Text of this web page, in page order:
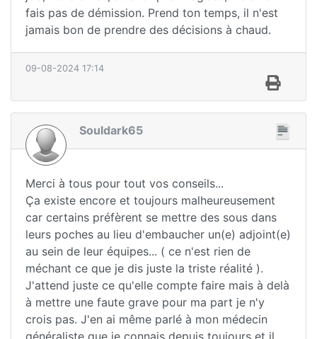
fais pas de démission. Prend ton temps, il n'est
jamais bon de prendre des décisions à chaud.
09-08-2024 17:14
Souldark65
Merci à tous pour tout vos conseils...
Ça existe encore et toujours malheureusement
car certains préfèrent se mettre des sous dans
leurs poches au lieu d'embaucher un(e) adjoint(e)
au sein de leur équipes... ( ce n'est rien de
méchant ce que je dis juste la triste réalité ).
J'attend juste ce qu'elle compte faire mais à delà
à mettre une faute grave pour ma part je n'y
crois pas. J'en ai même parlé à mon médecin
généraliste que je connais depuis toujours et il